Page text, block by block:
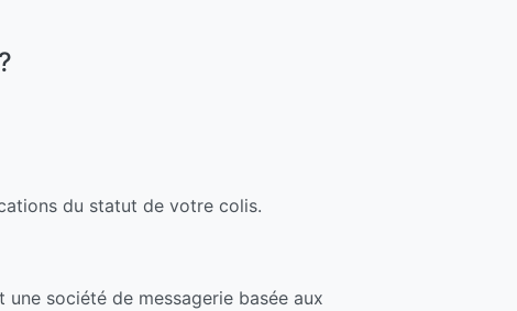
du statut de votre colis.
une société de messagerie basée aux